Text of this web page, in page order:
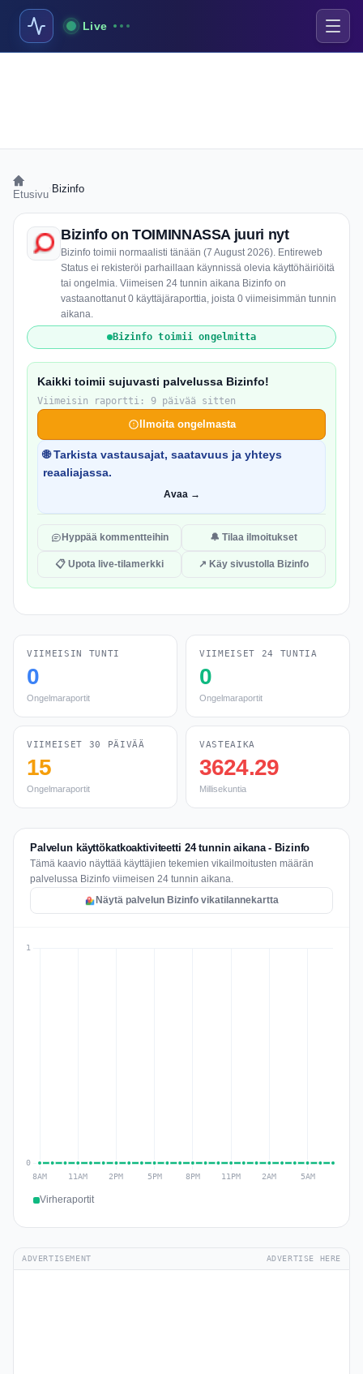
Live
Etusivu Bizinfo
Bizinfo on TOIMINNASSA juuri nyt
Bizinfo toimii normaalisti tänään (7 August 2026). Entireweb
Status ei rekisteröi parhaillaan käynnissä olevia käyttöhäiriöitä
tai ongelmia. Viimeisen 24 tunnin aikana Bizinfo on
vastaanottanut 0 käyttäjäraporttia, joista 0 viimeisimmän tunnin
aikana.
Bizinfo toimii ongelmitta
Kaikki toimii sujuvasti palvelussa Bizinfo!
Viimeisin raportti: 9 päivää sitten
Ilmoita ongelmasta
🌐 Tarkista vastausajat, saatavuus ja yhteys
reaaliajassa.
Avaa →
Hyppää kommentteihin 🔔 Tilaa ilmoitukset
📋 Upota live-tilamerkki ↗ Käy sivustolla Bizinfo
VIIMEISIN TUNTI
0
Ongelmaraportit
VIIMEISET 24 TUNTIA
0
Ongelmaraportit
VIIMEISET 30 PÄIVÄÄ
15
Ongelmaraportit
VASTEAIKA
3624.29
Millisekuntia
Palvelun käyttökatkoaktiviteetti 24 tunnin aikana - Bizinfo
Tämä kaavio näyttää käyttäjien tekemien vikailmoitusten määrän
palvelussa Bizinfo viimeisen 24 tunnin aikana.
Näytä palvelun Bizinfo vikatilannekartta
Virheraportit
ADVERTISEMENT ADVERTISE HERE